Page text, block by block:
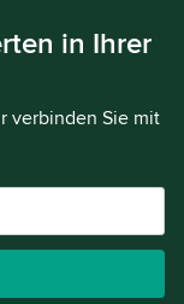
in Ihrer
verbinden Sie mit